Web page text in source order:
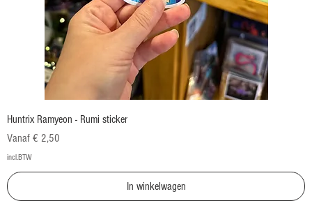
Huntrix Ramyeon - Rumi sticker
Vanaf € 2,50
Verkoopprijs
incl.BTW
In winkelwagen